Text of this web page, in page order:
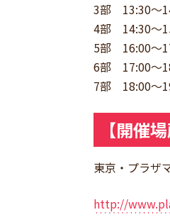
3部 13:30〜
4部 14:30〜
5部 16:00〜
6部 17:00〜
7部 18:00〜
【開催場
東京・プラザ
http://